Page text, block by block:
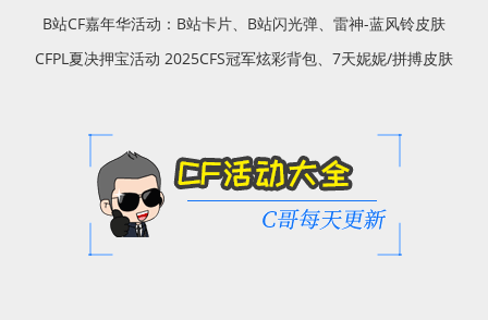
B站CF嘉年华活动：B站卡片、B站闪光弹、雷神-蓝风铃皮肤
CFPL夏决押宝活动 2025CFS冠军炫彩背包、7天妮妮/拼搏皮肤